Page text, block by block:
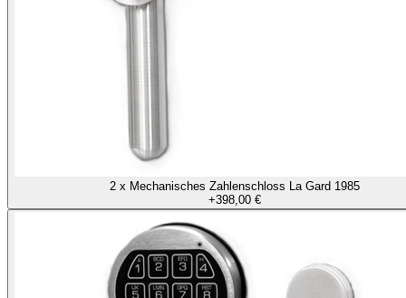
2 x Mechanisches Zahlenschloss La Gard 1985
+398,00 €